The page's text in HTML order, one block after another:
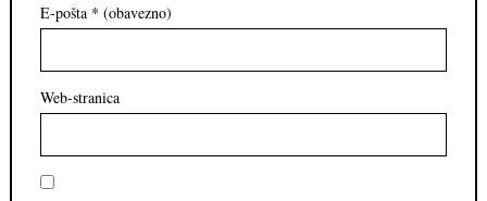
E-pošta * (obavezno)
Web-stranica